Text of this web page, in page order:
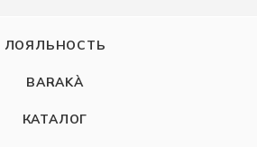
ЛОЯЛЬНОСТЬ
BARAKÀ
КАТАЛОГ